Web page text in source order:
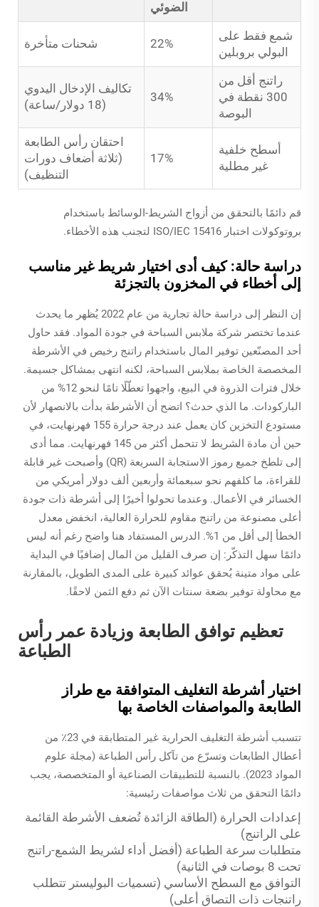
الضوئي
شمع فقط على
البولي بروبلين
22% شحنات متأخرة
راتنج أقل من
300 نقطة في
البوصة
34%
تكاليف الإدخال اليدوي
(18 دولار/ساعة)
أسطح خلفية
غير مطلية
17%
احتقان رأس الطابعة
(ثلاثة أضعاف دورات
التنظيف)
قم دائمًا بالتحقق من أزواج الشريط-الوسائط باستخدام
بروتوكولات اختبار ISO/IEC 15416 لتجنب هذه الأخطاء.
دراسة حالة: كيف أدى اختيار شريط غير مناسب
إلى أخطاء في المخزون بالتجزئة
إن النظر إلى دراسة حالة تجارية من عام 2022 يُظهر ما يحدث
عندما تختصر شركة ملابس السباحة في جودة المواد. فقد حاول
أحد المصنّعين توفير المال باستخدام راتنج رخيص في الأشرطة
المخصصة الخاصة بملابس السباحة، لكنه انتهى بمشاكل جسيمة.
خلال فترات الذروة في البيع، واجهوا تعطّلًا تامًا لنحو 12% من
الباركودات. ما الذي حدث؟ اتضح أن الأشرطة بدأت بالانصهار لأن
مستودع التخزين كان يعمل عند درجة حرارة 155 فهرنهايت، في
حين أن مادة الشريط لا تتحمل أكثر من 145 فهرنهايت. مما أدى
إلى تلطخ جميع رموز الاستجابة السريعة (QR) وأصبحت غير قابلة
للقراءة، ما كلفهم نحو سبعمائة وأربعين ألف دولار أمريكي من
الخسائر في الأعمال. وعندما تحولوا أخيرًا إلى أشرطة ذات جودة
أعلى مصنوعة من راتنج مقاوم للحرارة العالية، انخفض معدل
الخطأ إلى أقل من 1%. الدرس المستفاد هنا واضح رغم أنه ليس
دائمًا سهل التذكّر: إن صرف القليل من المال إضافيًا في البداية
على مواد متينة يُحقق عوائد كبيرة على المدى الطويل، بالمقارنة
مع محاولة توفير بضعة سنتات الآن ثم دفع الثمن لاحقًا.
تعظيم توافق الطابعة وزيادة عمر رأس
الطباعة
اختيار أشرطة التغليف المتوافقة مع طراز
الطابعة والمواصفات الخاصة بها
تتسبب أشرطة التغليف الحرارية غير المتطابقة في 23٪ من
أعطال الطابعات وتسرّع من تآكل رأس الطباعة (مجلة علوم
المواد 2023). بالنسبة للتطبيقات الصناعية أو المتخصصة، يجب
دائمًا التحقق من ثلاث مواصفات رئيسية:
إعدادات الحرارة (الطاقة الزائدة تُضعف الأشرطة القائمة
على الراتنج)
متطلبات سرعة الطباعة (أفضل أداء لشريط الشمع-راتنج
تحت 8 بوصات في الثانية)
التوافق مع السطح الأساسي (تسميات البوليستر تتطلب
راتنجات ذات التصاق أعلى)